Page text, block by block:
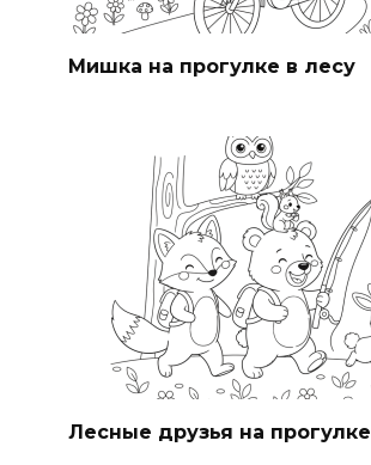
Мишка на прогулке в лесу
Лесные друзья на прогулке